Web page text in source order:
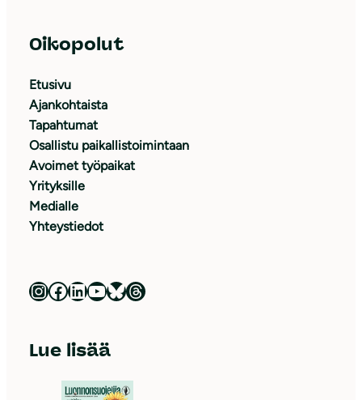
Oikopolut
Etusivu
Ajankohtaista
Tapahtumat
Osallistu paikallistoimintaan
Avoimet työpaikat
Yrityksille
Medialle
Yhteystiedot
Luonnonsuojeluliitto Instagramissa Luonnonsuojeluliitto Facebookissa Luonnonsuojeluliitto LinkedInissä Luonnonsuojeluliiton YouTube-kanava Luonnonsuojeluliitto Blueskyssa Luonnonsuojeluliitto Threadsissa
Lue lisää